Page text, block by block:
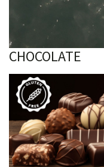
CHOCOLATE